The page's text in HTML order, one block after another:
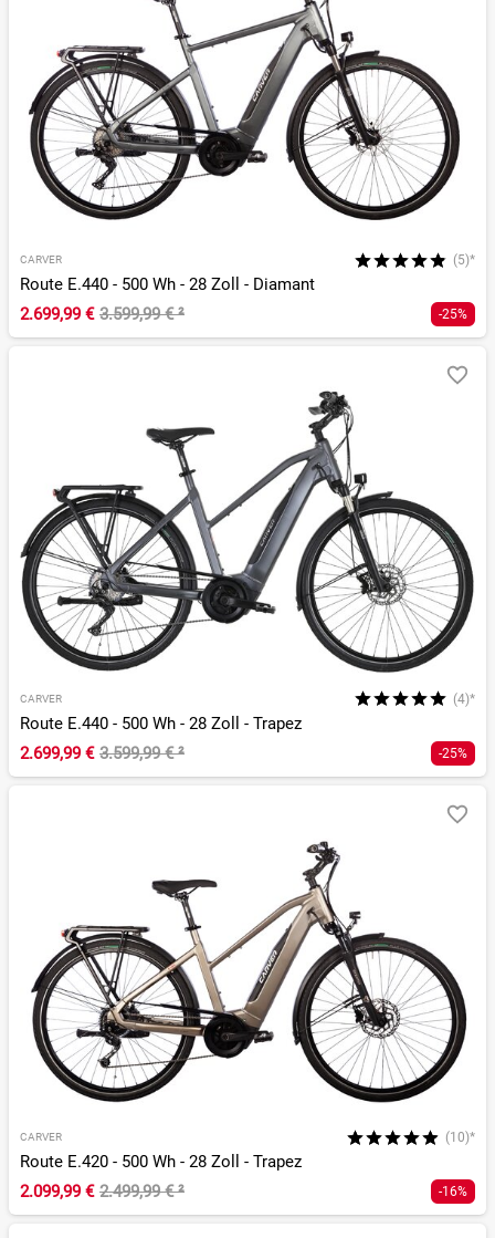
CARVER (5)*
Route E.440 - 500 Wh - 28 Zoll - Diamant
2.699,99 € 3.599,99 €² -25%
CARVER (4)*
Route E.440 - 500 Wh - 28 Zoll - Trapez
2.699,99 € 3.599,99 €² -25%
CARVER (10)*
Route E.420 - 500 Wh - 28 Zoll - Trapez
2.099,99 € 2.499,99 €² -16%